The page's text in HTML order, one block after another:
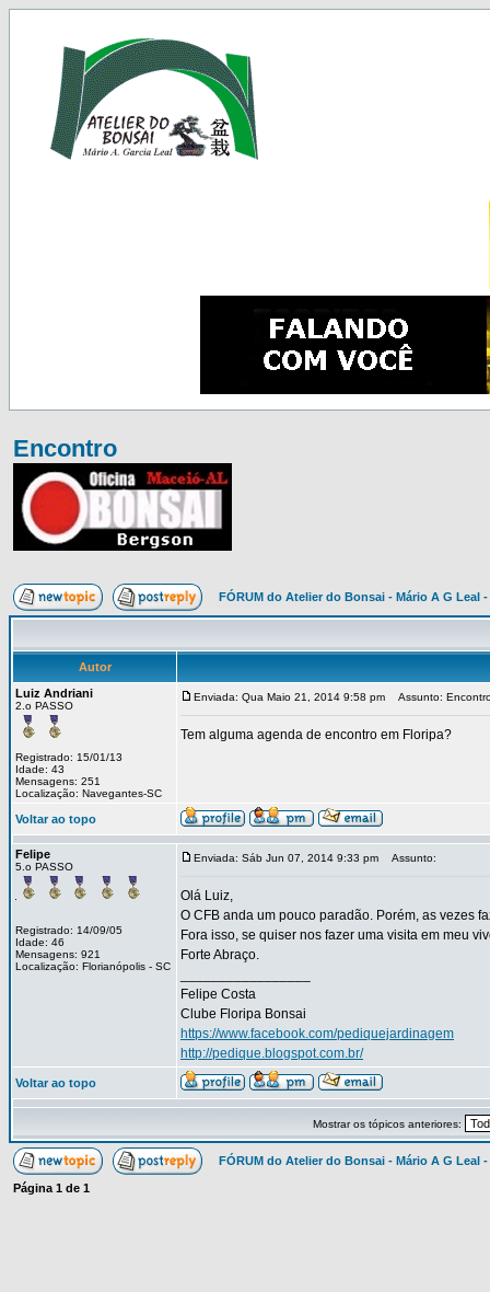
Encontro
FÓRUM do Atelier do Bonsai - Mário A G Leal
Autor
Luiz Andriani
2.o PASSO
Registrado: 15/01/13
Idade: 43
Mensagens: 251
Localização: Navegantes-SC
Enviada: Qua Maio 21, 2014 9:58 pm Assunto:
Tem alguma agenda de encontro em Floripa?
Voltar ao topo
Felipe
5.o PASSO
Registrado: 14/09/05
Idade: 46
Mensagens: 921
Localização: Florianópolis - SC
Enviada: Sáb Jun 07, 2014 9:33 pm Assunto:
Olá Luiz,
O CFB anda um pouco paradão. Porém, as vezes
Fora isso, se quiser nos fazer uma visita em meu
Forte Abraço.
Felipe Costa
Clube Floripa Bonsai
https://www.facebook.com/pediquejardinagem
http://pedique.blogspot.com.br/
Voltar ao topo
Mostrar os tópicos anteriores:
FÓRUM do Atelier do Bonsai - Mário A G Leal
Página 1 de 1